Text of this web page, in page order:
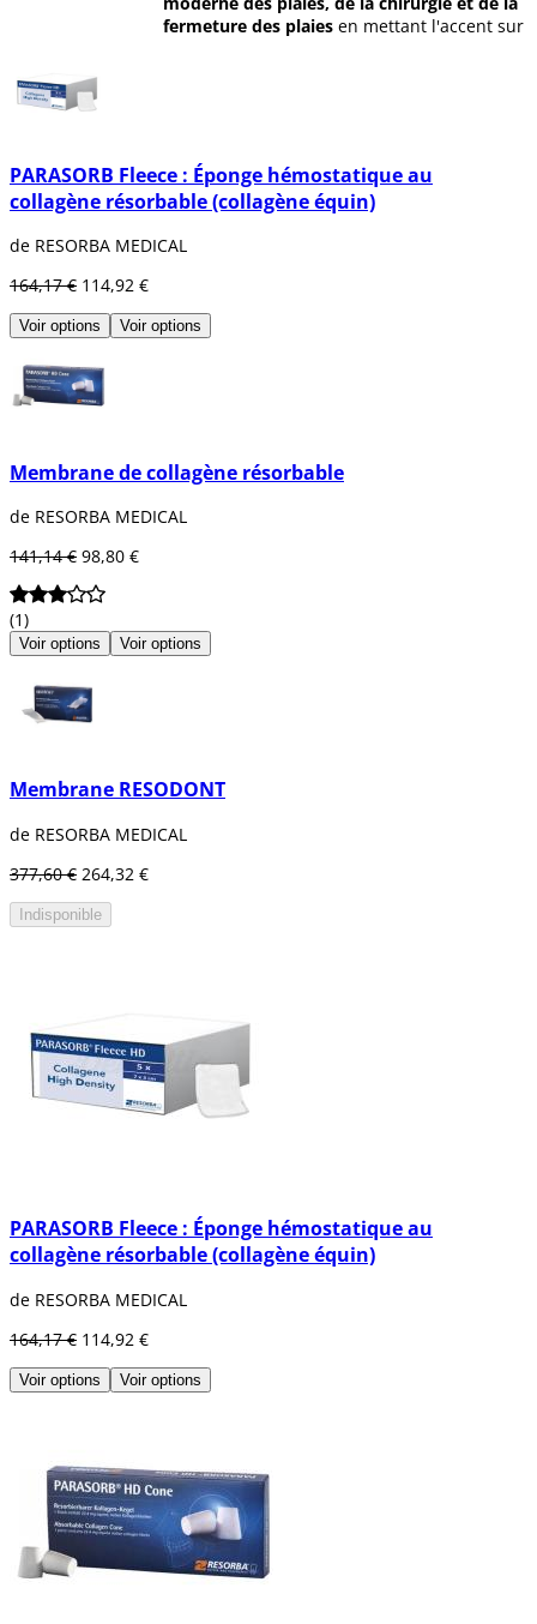
fermeture des plaies en mettant l'accent sur
mousses, des adhésifs pour tissus, des
sutures et des agents hémostatiques. Ces
marques :
Il dispose d'un portefeuille dentaire
RESORBA
de haute qualité constituent un matériau de
départ idéal pour une chirurgie orale, une
chirurgie maxillo-faciale et une
PARASORB Fleece : Éponge hémostatique au
collagène résorbable (collagène équin)
de RESORBA MEDICAL
164,17 € 114,92 €
Voir options Voir options
Membrane de collagène résorbable
de RESORBA MEDICAL
141,14 € 98,80 €
(1)
Voir options Voir options
Membrane RESODONT
de RESORBA MEDICAL
377,60 € 264,32 €
Indisponible
PARASORB Fleece : Éponge hémostatique au
collagène résorbable (collagène équin)
de RESORBA MEDICAL
164,17 € 114,92 €
Voir options Voir options